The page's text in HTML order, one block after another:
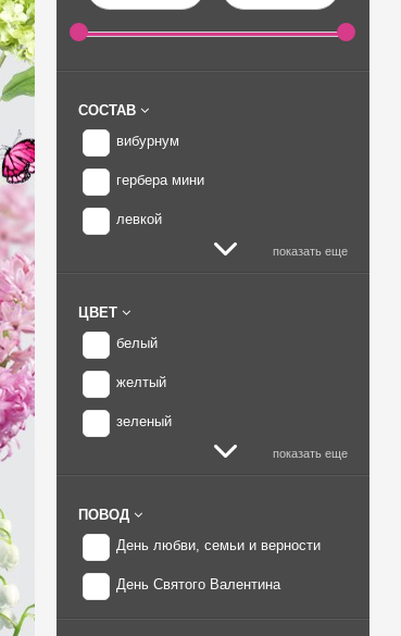
СОСТАВ
вибурнум
гербера мини
левкой
показать еще
ЦВЕТ
белый
желтый
зеленый
показать еще
ПОВОД
День любви, семьи и верности
День Святого Валентина